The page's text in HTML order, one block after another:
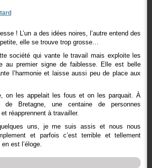
! L’un a des idées noires, l’autre entend des
elle se trouve trop grosse…
société qui vante le travail mais exploite les
au premier signe de faiblesse. Elle est belle
l’harmonie et laisse aussi peu de place aux
on les appelait les fous et on les parquait. À
de Bretagne, une centaine de personnes
réapprennent à travailler.
uns, je me suis assis et nous nous
et parfois c’est terrible et tellement
est l’éloge.